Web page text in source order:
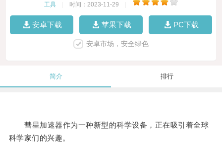
工具 时间：2023-11-29
安卓下载 苹果下载 PC下载
安卓市场，安全绿色
简介 排行
彗星加速器作为一种新型的科学设备，正在吸引着全球
科学家们的兴趣。